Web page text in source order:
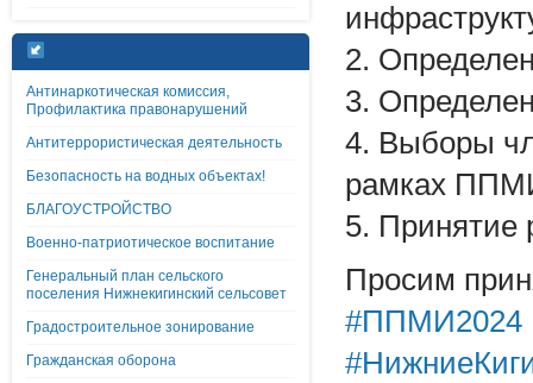
Антинаркотическая комиссия,
Профилактика правонарушений
Антитеррористическая деятельность
Безопасность на водных объектах!
БЛАГОУСТРОЙСТВО
Военно-патриотическое воспитание
Генеральный план сельского
поселения Нижнекигинский сельсовет
Градостроительное зонирование
Гражданская оборона
2.
3.
4. Выборы
рамках
5. Принятие
Просим
#ППМИ2024